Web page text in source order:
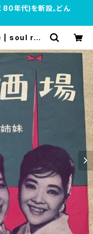
年代)を新設。どん
| soul res